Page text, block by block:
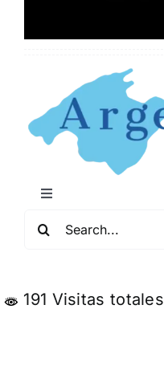
Toggle
Mapa de Locales Arg
Buscar:
191 Visitas totales